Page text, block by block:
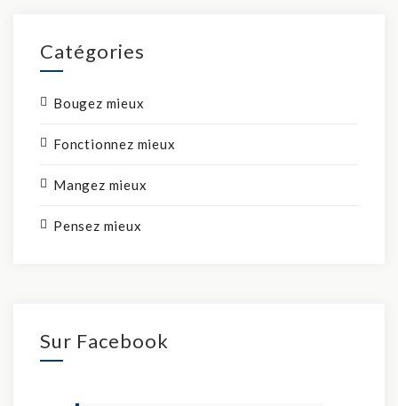
Catégories
Bougez mieux
Fonctionnez mieux
Mangez mieux
Pensez mieux
Sur Facebook